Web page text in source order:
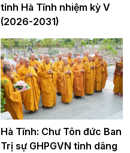
tỉnh Hà Tĩnh nhiệm kỳ V
(2026-2031)
Hà Tĩnh: Chư Tôn đức Ban
Trị sự GHPGVN tỉnh dâng